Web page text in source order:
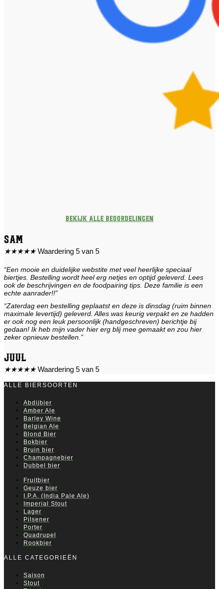
Bekijk alle beoordelingen
Sam
★★★★★ Waardering 5 van 5
“Een mooie en duidelijke webstite met veel heerlijke speciaal
biertjes. Bestelling wordt heel erg netjes en optijd geleverd. Lees
ook de beschrijvingen en de foodpairing tips. Deze familie is een
echte aanrader!!”
“Zaterdag een bestelling geplaatst en deze is dinsdag (ruim binnen
maximale levertijd) geleverd. Alles was keurig verpakt en ze hadden
er ook nog een leuk persoonlijk (handgeschreven) berichtje bij
gedaan! Ik heb mijn vader hier erg blij mee gemaakt en zou hier
zeker opnieuw bestellen.”
Juul
★★★★★ Waardering 5 van 5
ALLE BIERSOORTEN
Abdijbier
Amber Ale
Barley Wine
Belgian Ale
Blond Bier
Bokbier
Bruin bier
Champagnebier
Dubbel bier
Fruitbier
Geuze bier
I.P.A. (India Pale Ale)
Imperial Stout
Lager
Pilsener
Porter
Quadrupel
Rookbier
ALLE CATEGORIEËN
Saison
Stout